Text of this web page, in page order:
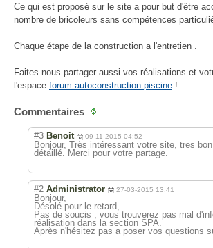
Ce qui est proposé sur le site a pour but d'être
nombre de bricoleurs sans compétences
Chaque étape de la construction a l'entretien .
Faites nous partager aussi vos réalisations et
l'espace forum autoconstruction piscine !
Commentaires
#3 Benoit 09-11-2015 04:52
Bonjour, Très intéressant votre site, tres
détaillé. Merci pour votre partage.
#2 Administrator 27-03-2015 13:41
Bonjour,
Désolé pour le retard,
Pas de soucis , vous trouverez pas mal
réalisation dans la section SPA.
Après n'hésitez pas a poser vos questions